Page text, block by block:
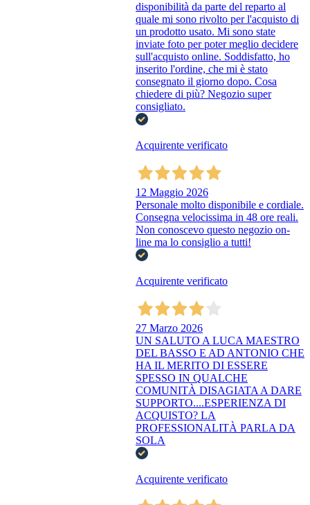
disponibilità da parte del reparto al
quale mi sono rivolto per l'acquisto di
un prodotto usato. Mi sono state
inviate foto per poter meglio decidere
sull'acquisto online. Soddisfatto, ho
inserito l'ordine, che mi è stato
consegnato il giorno dopo. Cosa
chiedere di più? Negozio super
consigliato.
Acquirente verificato
12 Maggio 2026
Personale molto disponibile e cordiale.
Consegna velocissima in 48 ore reali.
Non conoscevo questo negozio on-
line ma lo consiglio a tutti!
Acquirente verificato
27 Marzo 2026
UN SALUTO A LUCA MAESTRO
DEL BASSO E AD ANTONIO CHE
HA IL MERITO DI ESSERE
SPESSO IN QUALCHE
COMUNITÀ DISAGIATA A DARE
SUPPORTO....ESPERIENZA DI
ACQUISTO? LA
PROFESSIONALITÀ PARLA DA
SOLA
Acquirente verificato